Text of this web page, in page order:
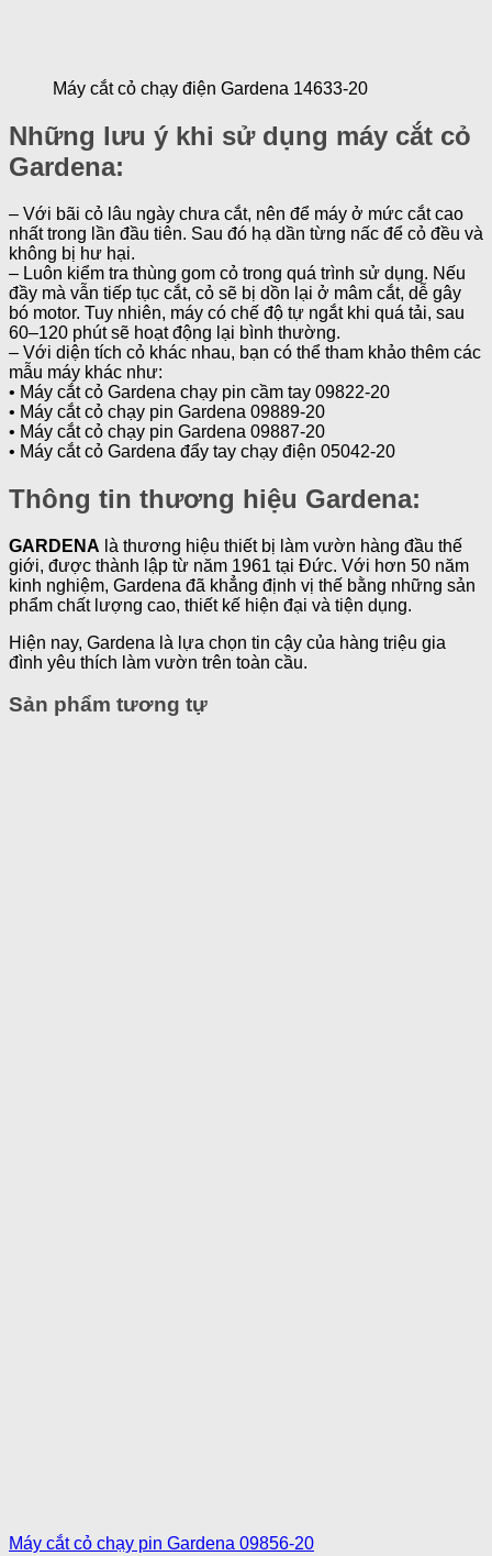
Máy cắt cỏ chạy điện Gardena 14633-20
Những lưu ý khi sử dụng máy cắt cỏ
Gardena:
– Với bãi cỏ lâu ngày chưa cắt, nên để máy ở mức cắt cao
nhất trong lần đầu tiên. Sau đó hạ dần từng nấc để cỏ đều và
không bị hư hại.
– Luôn kiểm tra thùng gom cỏ trong quá trình sử dụng. Nếu
đầy mà vẫn tiếp tục cắt, cỏ sẽ bị dồn lại ở mâm cắt, dễ gây
bó motor. Tuy nhiên, máy có chế độ tự ngắt khi quá tải, sau
60–120 phút sẽ hoạt động lại bình thường.
– Với diện tích cỏ khác nhau, bạn có thể tham khảo thêm các
mẫu máy khác như:
• Máy cắt cỏ Gardena chạy pin cầm tay 09822-20
• Máy cắt cỏ chạy pin Gardena 09889-20
• Máy cắt cỏ chạy pin Gardena 09887-20
• Máy cắt cỏ Gardena đẩy tay chạy điện 05042-20
Thông tin thương hiệu Gardena:
GARDENA là thương hiệu thiết bị làm vườn hàng đầu thế
giới, được thành lập từ năm 1961 tại Đức. Với hơn 50 năm
kinh nghiệm, Gardena đã khẳng định vị thế bằng những sản
phẩm chất lượng cao, thiết kế hiện đại và tiện dụng.
Hiện nay, Gardena là lựa chọn tin cậy của hàng triệu gia
đình yêu thích làm vườn trên toàn cầu.
Sản phẩm tương tự
Máy cắt cỏ chạy pin Gardena 09856-20